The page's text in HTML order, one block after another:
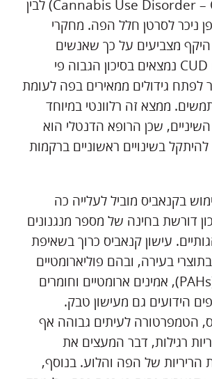
בקנאביס (Cannabis Use Disorder – CUD) לבין
ניכר לסרטן חלל הפה. מחקרי
היקף מצביעים על כך שאנשים
המאובחנים עם CUD נמצאים בסיכון הגבוה פי
לפתח גידולים ממאירים בפה לעומת
ממצא זה רלוונטי במיוחד
שכן הרופא הדנטלי הוא
בשינויים ראשוניים ברקמות
בקנאביס מוביל לעלייה כה
דורשת בחינה של מספר מנגנונים
עישון קנאביס כרוך בשאיפת
בעירה, ובהם פוליארומטיים
הידרוקרבוניים (PAHs), אמינים ארומטיים וחומרים
הידועים גם מעישון טבק.
הטמפרטורה לעיתים גבוהה אף
רגילות, דבר המעצים את
הריריות של הפה והלוע. בנוסף,